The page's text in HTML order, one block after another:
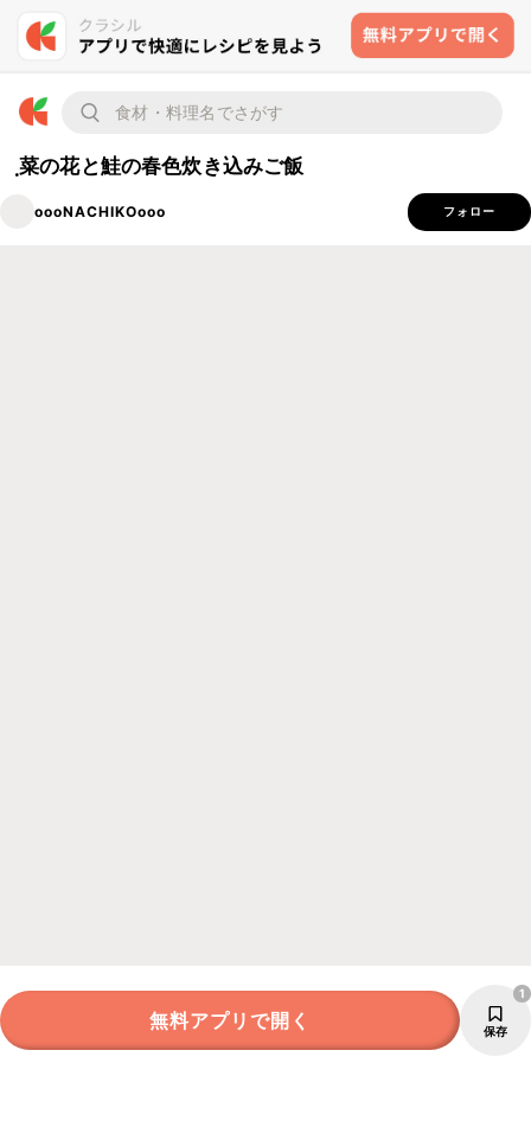
ฺ菜の花と鮭の春色炊き込みご飯
oooNACHIKOooo フォロー
無料アプリで開く 保存
1